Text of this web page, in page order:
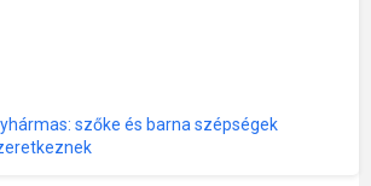
szőke és barna szépségek